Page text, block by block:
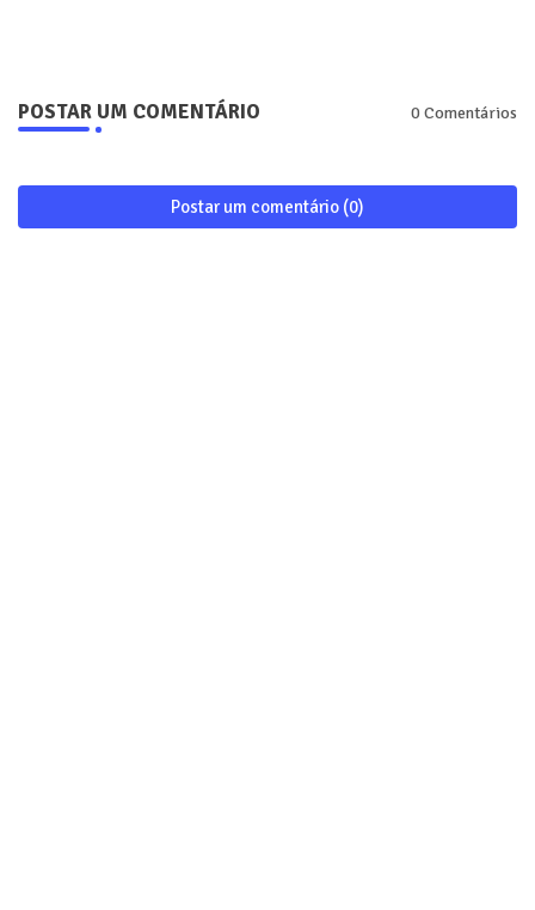
POSTAR UM COMENTÁRIO 0 Comentários
Postar um comentário (0)